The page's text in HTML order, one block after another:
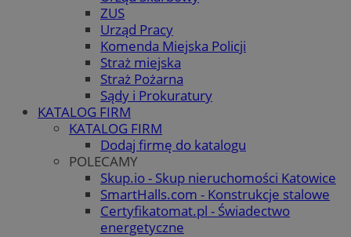
ZUS
Urząd Pracy
Komenda Miejska Policji
Straż miejska
Straż Pożarna
Sądy i Prokuratury
KATALOG FIRM
KATALOG FIRM
Dodaj firmę do katalogu
POLECAMY
Skup.io - Skup nieruchomości Katowice
SmartHalls.com - Konstrukcje stalowe
Certyfikatomat.pl - Świadectwo
energetyczne